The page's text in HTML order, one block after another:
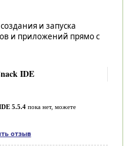
и запуска
и приложений прямо с
IDE
5.5.4пока нет, можете
отзыв